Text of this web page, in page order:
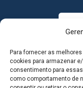
Para fornecer as
cookies para armazenar
consentimento para
como comportamento de